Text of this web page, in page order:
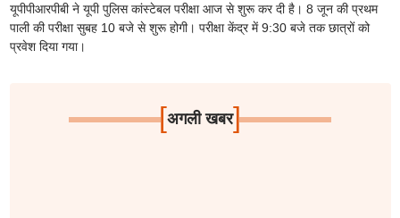
यूपीपीआरपीबी ने यूपी पुलिस कांस्टेबल परीक्षा आज से शुरू कर दी है। 8 जून की प्रथम
पाली की परीक्षा सुबह 10 बजे से शुरू होगी। परीक्षा केंद्र में 9:30 बजे तक छात्रों को
प्रवेश दिया गया।
[अगली खबर]